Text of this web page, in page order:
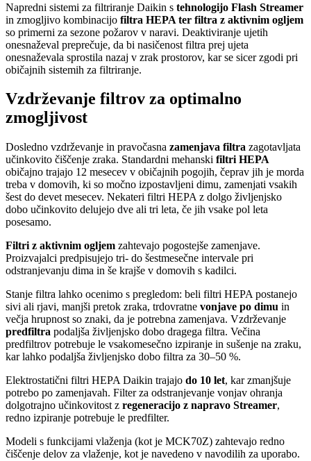
Napredni sistemi za filtriranje Daikin s tehnologijo Flash Streamer
in zmogljivo kombinacijo filtra HEPA ter filtra z aktivnim ogljem
so primerni za sezone požarov v naravi. Deaktiviranje ujetih
onesnaževal preprečuje, da bi nasičenost filtra prej ujeta
onesnaževala sprostila nazaj v zrak prostorov, kar se sicer zgodi pri
običajnih sistemih za filtriranje.
Vzdrževanje filtrov za optimalno
zmogljivost
Dosledno vzdrževanje in pravočasna zamenjava filtra zagotavljata
učinkovito čiščenje zraka. Standardni mehanski filtri HEPA
običajno trajajo 12 mesecev v običajnih pogojih, čeprav jih je morda
treba v domovih, ki so močno izpostavljeni dimu, zamenjati vsakih
šest do devet mesecev. Nekateri filtri HEPA z dolgo življenjsko
dobo učinkovito delujejo dve ali tri leta, če jih vsake pol leta
posesamo.
Filtri z aktivnim ogljem zahtevajo pogostejše zamenjave.
Proizvajalci predpisujejo tri- do šestmesečne intervale pri
odstranjevanju dima in še krajše v domovih s kadilci.
Stanje filtra lahko ocenimo s pregledom: beli filtri HEPA postanejo
sivi ali rjavi, manjši pretok zraka, trdovratne vonjave po dimu in
večja hrupnost so znaki, da je potrebna zamenjava. Vzdrževanje
predfiltra podaljša življenjsko dobo dragega filtra. Večina
predfiltrov potrebuje le vsakomesečno izpiranje in sušenje na zraku,
kar lahko podaljša življenjsko dobo filtra za 30–50 %.
Elektrostatični filtri HEPA Daikin trajajo do 10 let, kar zmanjšuje
potrebo po zamenjavah. Filter za odstranjevanje vonjav ohranja
dolgotrajno učinkovitost z regeneracijo z napravo Streamer,
redno izpiranje potrebuje le predfilter.
Modeli s funkcijami vlaženja (kot je MCK70Z) zahtevajo redno
čiščenje delov za vlaženje, kot je navedeno v navodilih za uporabo.